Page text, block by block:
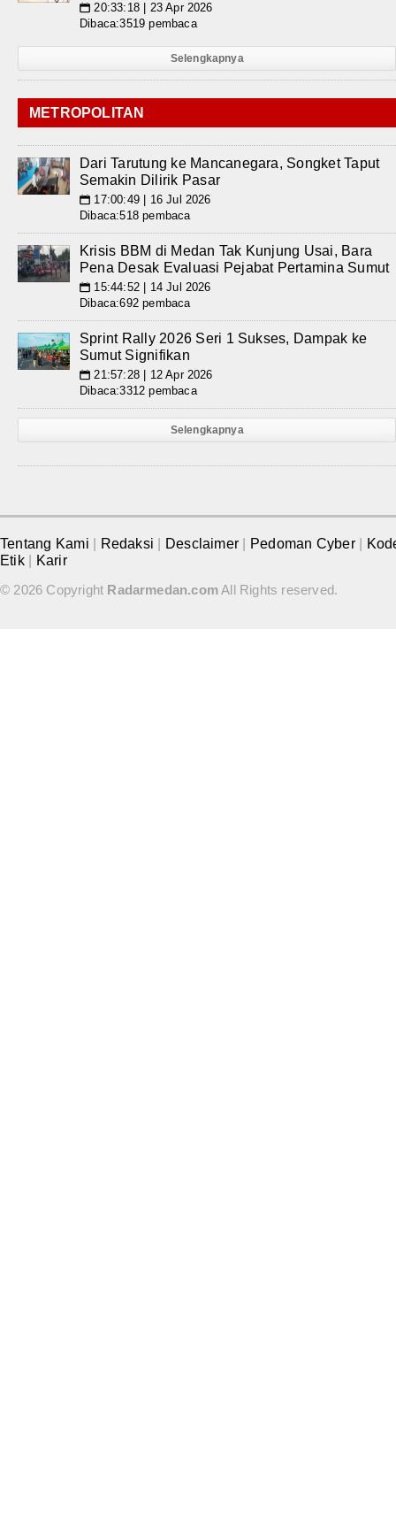
📅 20:33:18 | 23 Apr 2026
Dibaca:3519 pembaca
Selengkapnya
METROPOLITAN
Dari Tarutung ke Mancanegara, Songket Taput
Semakin Dilirik Pasar
📅 17:00:49 | 16 Jul 2026
Dibaca:518 pembaca
Krisis BBM di Medan Tak Kunjung Usai, Bara
Pena Desak Evaluasi Pejabat Pertamina Sumut
📅 15:44:52 | 14 Jul 2026
Dibaca:692 pembaca
Sprint Rally 2026 Seri 1 Sukses, Dampak ke
Sumut Signifikan
📅 21:57:28 | 12 Apr 2026
Dibaca:3312 pembaca
Selengkapnya
Tentang Kami Redaksi Desclaimer Pedoman Cyber
Etik
Karir
© 2026 Copyright Radarmedan.comAll Rights reserved.